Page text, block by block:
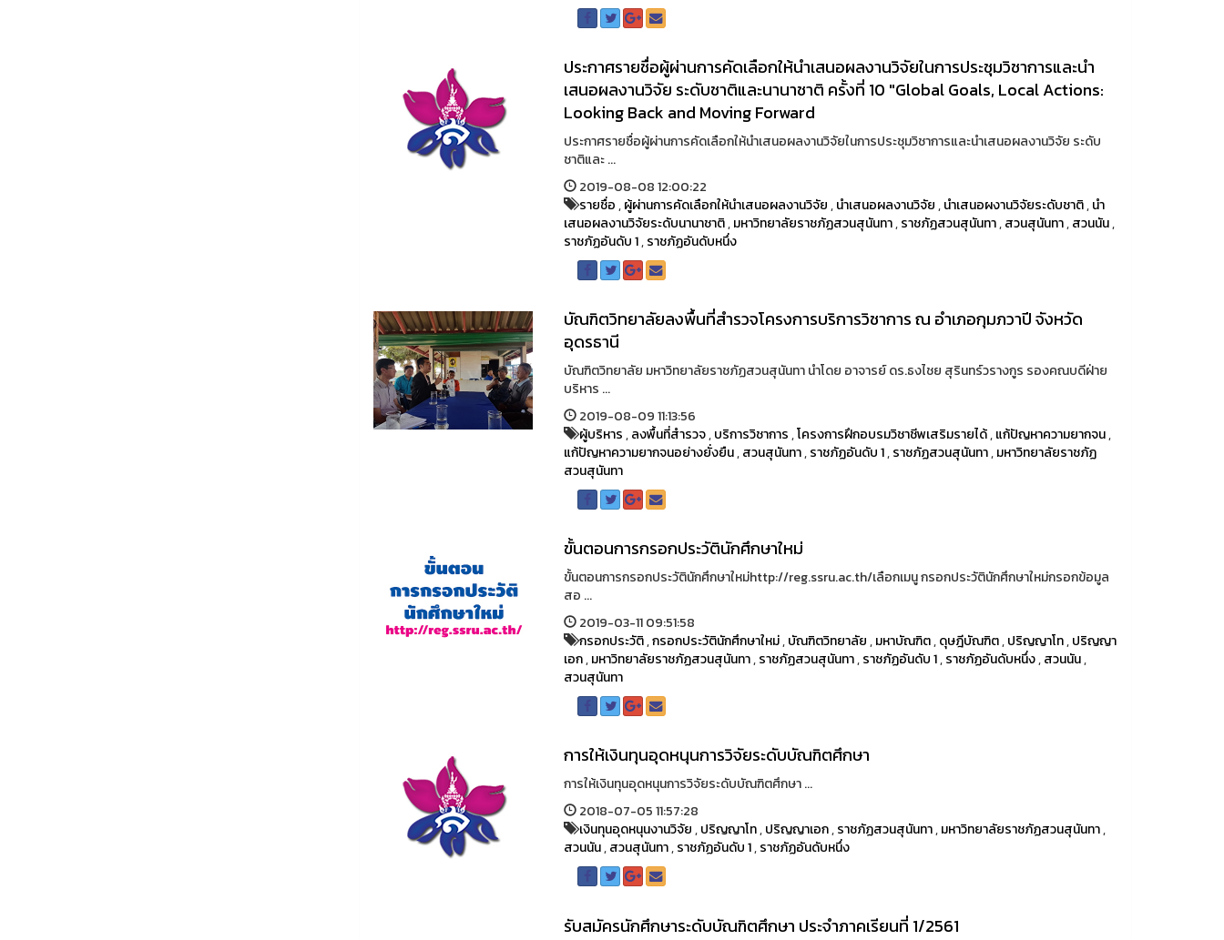
ประกาศรายชื่อผู้ผ่านการคัดเลือกให้นำเสนอผลงานวิจัยในการประชุมวิชาการและนำ
เสนอผลงานวิจัย ระดับชาติและนานาชาติ ครั้งที่ 10 "Global Goals, Local Actions:
Looking Back and Moving Forward
ประกาศรายชื่อผู้ผ่านการคัดเลือกให้นำเสนอผลงานวิจัยในการประชุมวิชาการและนำเสนอผลงานวิจัย ระดับ
ชาติและ ...
2019-08-08 12:00:22
รายชื่อ,ผู้ผ่านการคัดเลือกให้นำเสนอผลงานวิจัย,นำเสนอผลงานวิจัย,นำเสนอผงานวิจัยระดับชาติ,นำ
เสนอผลงานวิจัยระดับนานาชาติ,มหาวิทยาลัยราชภัฏสวนสุนันทา,ราชภัฏสวนสุนันทา,สวนสุนันทา,สวนนัน,
ราชภัฏอันดับ 1,ราชภัฏอันดับหนึ่ง
บัณฑิตวิทยาลัยลงพื้นที่สำรวจโครงการบริการวิชาการ ณ อำเภอกุมภวาปี จังหวัด
อุดรธานี
บัณฑิตวิทยาลัย มหาวิทยาลัยราชภัฏสวนสุนันทา นำโดย อาจารย์ ดร.ธงไชย สุรินทร์วรางกูร รองคณบดีฝ่าย
บริหาร ...
2019-08-09 11:13:56
ผู้บริหาร,ลงพื้นที่สำรวจ,บริการวิชาการ,โครงการฝึกอบรมวิชาชีพเสริมรายได้,แก้ปัญหาความยากจน,
แก้ปัญหาความยากจนอย่างยั่งยืน,สวนสุนันทา,ราชภัฏอันดับ 1,ราชภัฏสวนสุนันทา,มหาวิทยาลัยราชภัฏ
สวนสุนันทา
ขั้นตอนการกรอกประวัตินักศึกษาใหม่
ขั้นตอนการกรอกประวัตินักศึกษาใหม่http://reg.ssru.ac.th/เลือกเมนู กรอกประวัตินักศึกษาใหม่กรอกข้อมูล
สอ ...
2019-03-11 09:51:58
กรอกประวัติ,กรอกประวัตินักศึกษาใหม่,บัณฑิตวิทยาลัย,มหาบัณฑิต,ดุษฎีบัณฑิต,ปริญญาโท,ปริญญา
เอก,มหาวิทยาลัยราชภัฏสวนสุนันทา,ราชภัฏสวนสุนันทา,ราชภัฏอันดับ 1,ราชภัฏอันดับหนึ่ง,สวนนัน,
สวนสุนันทา
การให้เงินทุนอุดหนุนการวิจัยระดับบัณฑิตศึกษา
การให้เงินทุนอุดหนุนการวิจัยระดับบัณฑิตศึกษา ...
2018-07-05 11:57:28
เงินทุนอุดหนุนงานวิจัย,ปริญญาโท,ปริญญาเอก,ราชภัฏสวนสุนันทา,มหาวิทยาลัยราชภัฏสวนสุนันทา,
สวนนัน,สวนสุนันทา,ราชภัฏอันดับ 1,ราชภัฏอันดับหนึ่ง
รับสมัครนักศึกษาระดับบัณฑิตศึกษา ประจำภาคเรียนที่ 1/2561